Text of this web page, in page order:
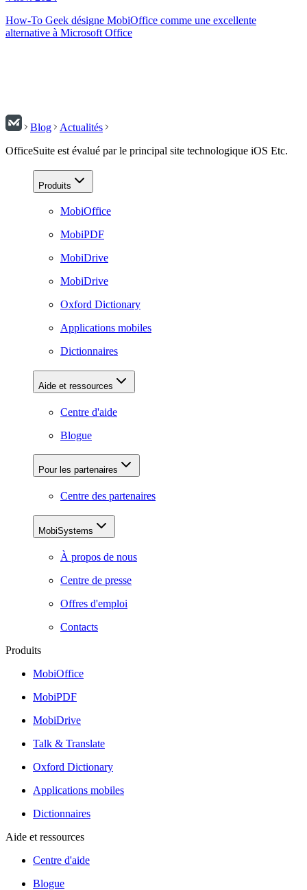
How-To Geek désigne MobiOffice comme une excellente
alternative à Microsoft Office
Blog
Actualités
OfficeSuite est évalué par le principal site technologique iOS Etc.
Produits
MobiOffice
MobiPDF
MobiDrive
MobiDrive
Oxford Dictionary
Applications mobiles
Dictionnaires
Aide et ressources
Centre d'aide
Blogue
Pour les partenaires
Centre des partenaires
MobiSystems
À propos de nous
Centre de presse
Offres d'emploi
Contacts
Produits
MobiOffice
MobiPDF
MobiDrive
Talk & Translate
Oxford Dictionary
Applications mobiles
Dictionnaires
Aide et ressources
Centre d'aide
Blogue